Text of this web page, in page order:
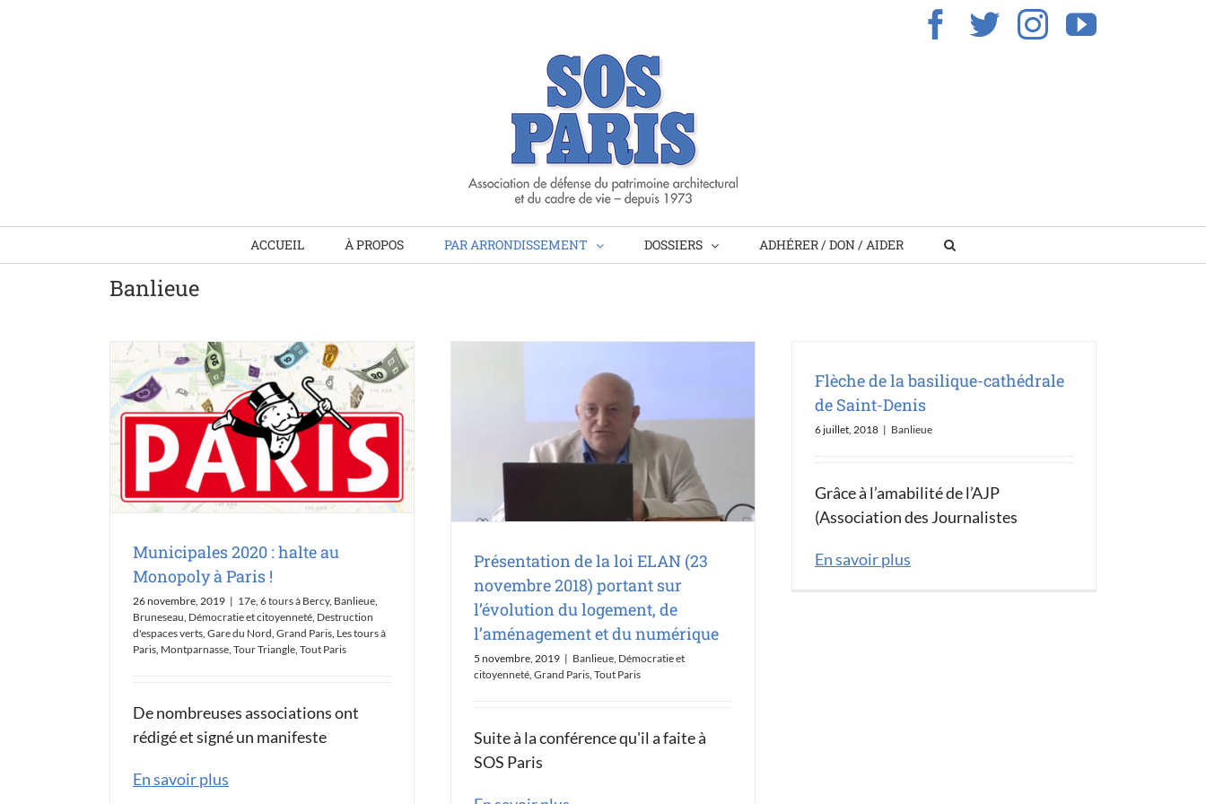
Facebook
TwitterInstagram
ACCUEIL À PROPOS PAR ARRONDISSEMENT DOSSIERS ADHÉRER / DON / AIDER
Banlieue
Municipales 2020 : halte au
Monopoly à Paris !
26 novembre, 2019 | 17e, 6 tours à Bercy, Banlieue,
Bruneseau, Démocratie et citoyenneté, Destruction
d'espaces verts, Gare du Nord, Grand Paris, Les tours à
Paris, Montparnasse, Tour Triangle, Tout Paris
De nombreuses associations ont
rédigé et signé un manifeste
En savoir plus
Présentation de la loi ELAN (23
novembre 2018) portant sur
l’évolution du logement, de
l’aménagement et du numérique
5 novembre, 2019 | Banlieue, Démocratie et
citoyenneté, Grand Paris, Tout Paris
Suite à la conférence qu'il a faite à
SOS Paris
Flèche de la basilique-cathédrale
de Saint-Denis
6 juillet, 2018 | Banlieue
Grâce à l’amabilité de l’AJP
(Association des Journalistes
En savoir plus